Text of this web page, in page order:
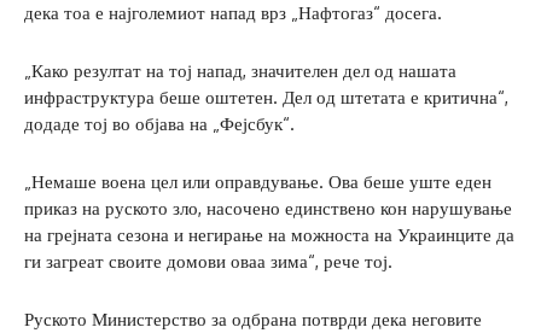
дека тоа е најголемиот напад врз „Нафтогаз“ досега.
„Како резултат на тој напад, значителен дел од нашата
инфраструктура беше оштетен. Дел од штетата е критична“,
додаде тој во објава на „Фејсбук“.
„Немаше воена цел или оправдување. Ова беше уште еден
приказ на руското зло, насочено единствено кон нарушување
на грејната сезона и негирање на можноста на Украинците да
ги загреат своите домови оваа зима“, рече тој.
Руското Министерство за одбрана потврди дека неговите